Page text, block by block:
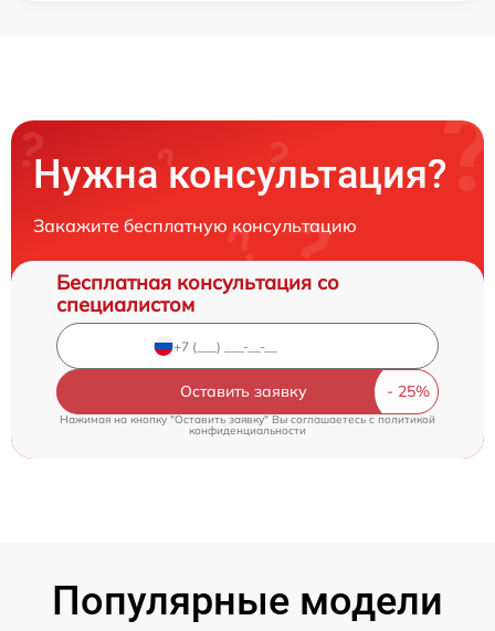
Нужна консультация?
Закажите бесплатную консультацию
Бесплатная консультация со
специалистом
Оставить заявку
Нажимая на кнопку "Оставить заявку" Вы соглашаетесь c политикой
конфиденциальности
Популярные модели